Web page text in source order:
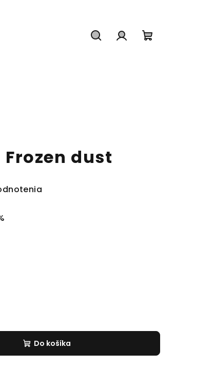
dust
Do košíka